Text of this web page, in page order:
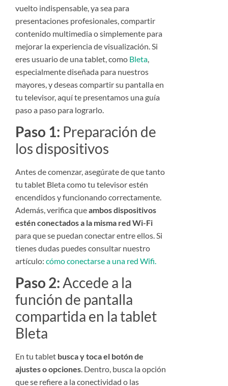
vuelto indispensable, ya sea para
presentaciones profesionales, compartir
contenido multimedia o simplemente para
mejorar la experiencia de visualización. Si
eres usuario de una tablet, como Bleta
especialmente diseñada para nuestros
mayores, y deseas compartir su pantalla en
tu televisor, aquí te presentamos una guía
paso a paso para lograrlo.
Paso 1: Preparación de
los dispositivos
Antes de comenzar, asegúrate de que tanto
tu tablet Bleta como tu televisor estén
encendidos y funcionando correctamente.
Además, verifica queambos dispositivos
estén conectados a la misma red Wi-Fi
para que se puedan conectar entre ellos. Si
tienes dudas puedes consultar nuestro
artículo: cómo conectarse a una red Wifi.
Paso 2:Accede a la
función de pantalla
compartida en la tablet
Bleta
En tu tablet busca y toca el botón de
ajustes o opciones. Dentro, busca la opción
que se refiere a la conectividad o las